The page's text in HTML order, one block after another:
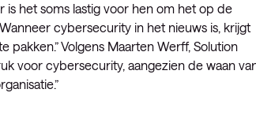
het soms lastig voor hen om het op de
cybersecurity in het nieuws is, krijgt
Volgens Maarten Werff, Solution
voor cybersecurity, aangezien de waan